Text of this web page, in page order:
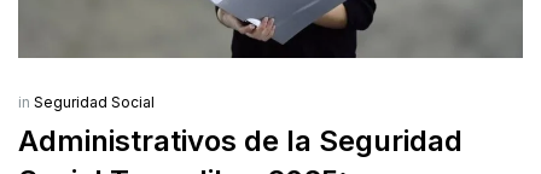
in Seguridad Social
Administrativos de la Seguridad